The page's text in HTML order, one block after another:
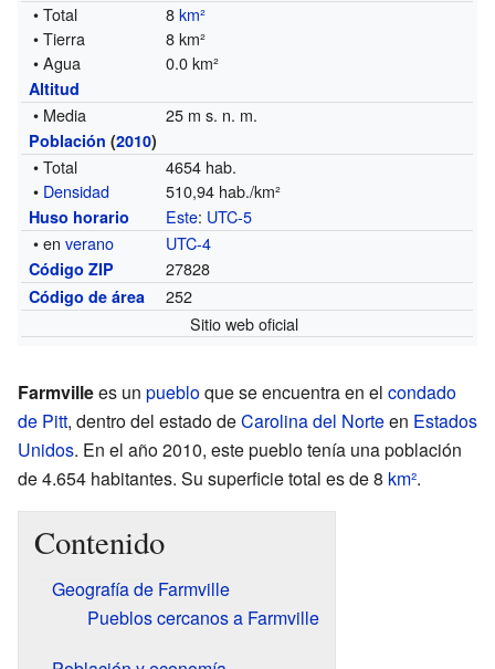
• Total 8km²
• Tierra
8 km²
• Agua
0.0 km²
Altitud
• Media 25 m s. n. m.
Población (2010)
• Total
4654 hab.
• Densidad 510,94 hab./km²
Huso horario Este: UTC-5
• enverano UTC-4
Código ZIP 27828
Código de área
252
Sitio web oficial
Farmvillees un puebloque se encuentra en el condado
de Pitt, dentro del estado deCarolina del Norteen Estados
Unidos. En el año 2010, este pueblo tenía una población
de 4.654 habitantes. Su superficie total es de 8 km².
Contenido
Geografía de Farmville
Pueblos cercanos a Farmville